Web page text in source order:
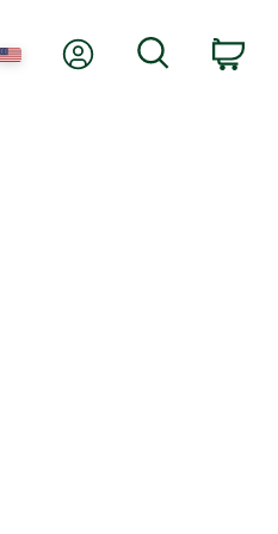
My AccountSearch